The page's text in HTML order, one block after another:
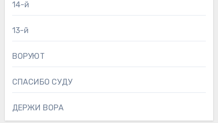
14-й
13-й
ВОРУЮТ
СПАСИБО СУДУ
ДЕРЖИ ВОРА